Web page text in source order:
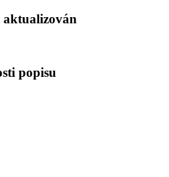
aktualizován
popisu